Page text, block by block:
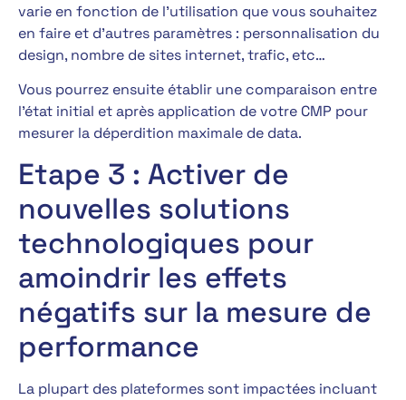
varie en fonction de l’utilisation que vous souhaitez
en faire et d’autres paramètres : personnalisation du
design, nombre de sites internet, trafic, etc…
Vous pourrez ensuite établir une comparaison entre
l’état initial et après application de votre CMP pour
mesurer la déperdition maximale de data.
Etape 3 : Activer de
nouvelles solutions
technologiques pour
amoindrir les effets
négatifs sur la mesure de
performance
La plupart des plateformes sont impactées incluant